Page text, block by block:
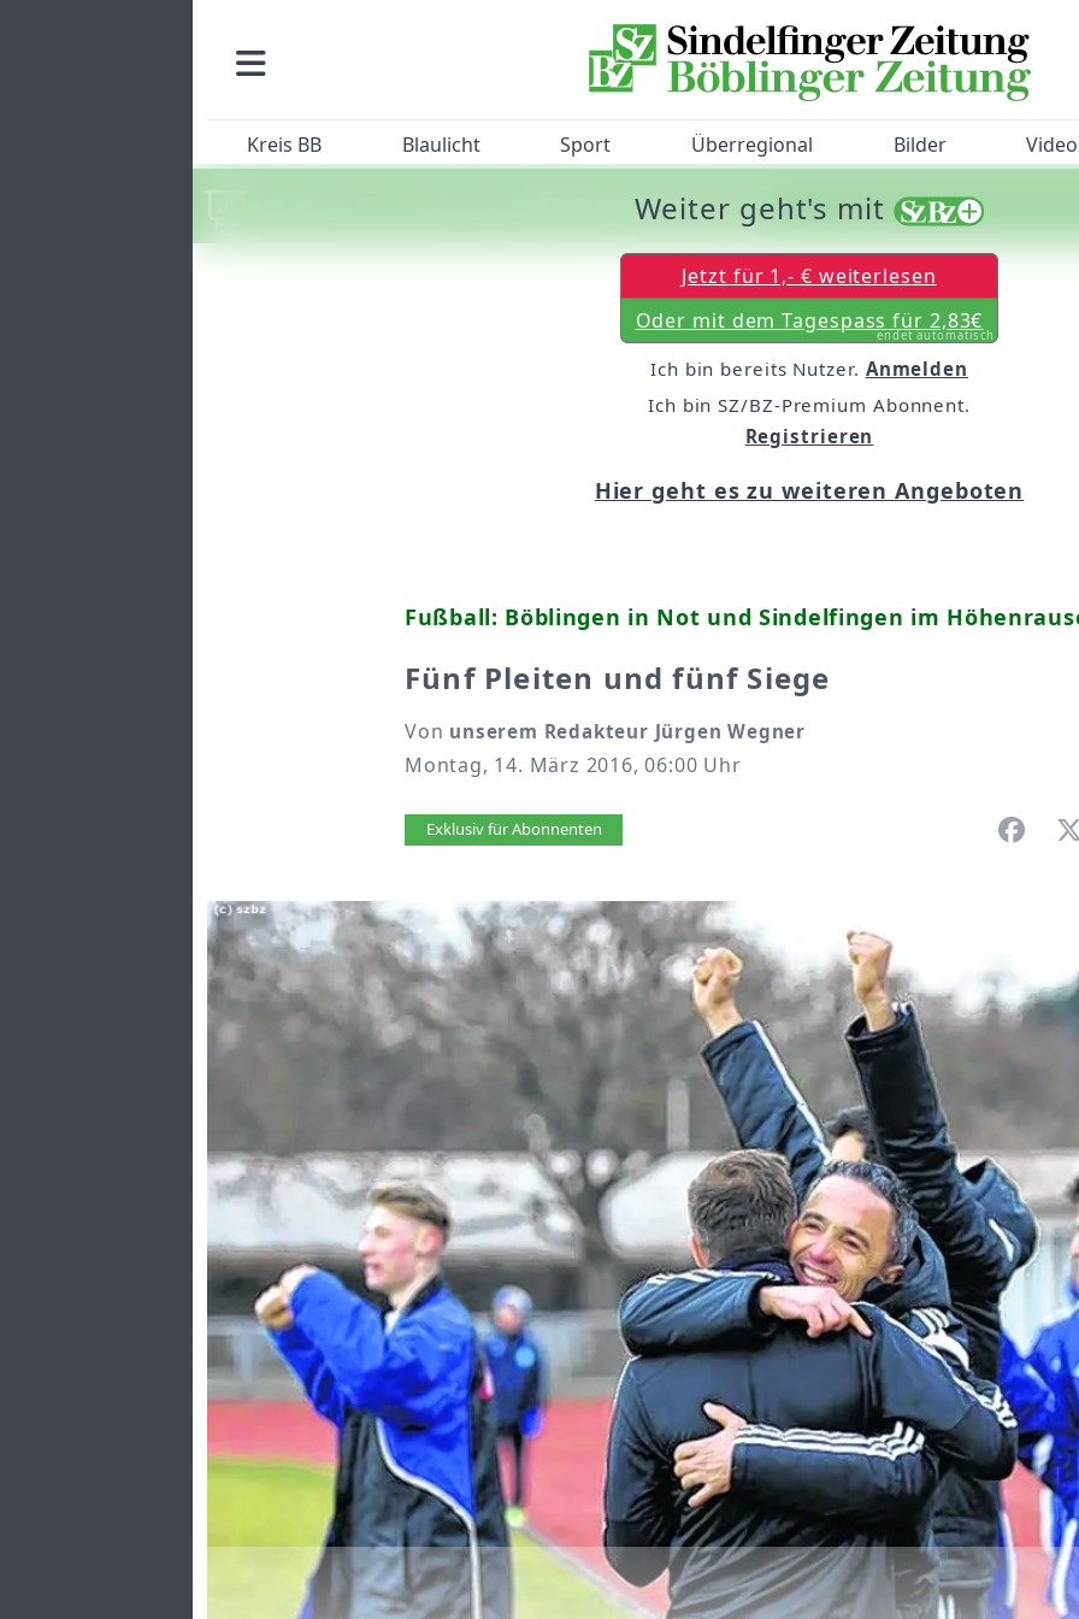
Kreis BB Blaulicht Sport Überregional Bilder
Machen Sie mit beim SZ/BZ-Bürgerbarometer!
Fußball: Böblingen in Not und Sindelfingen im
Fünf Pleiten und fünf Siege
Von unserem Redakteur Jürgen Wegner
Montag, 14. März 2016, 06:00 Uhr
Artikel vorlesen
Exklusiv für Abonnenten
Weiter geht's mit
Jetzt für 1,- € weiterlesen
Oder mit dem Tagespass für 2,83€
endet automatisch
Ich bin bereits Nutzer. Anmelden
Ich bin SZ/BZ-Premium Abonnent.
Registrieren
Hier geht es zu weiteren Angeboten